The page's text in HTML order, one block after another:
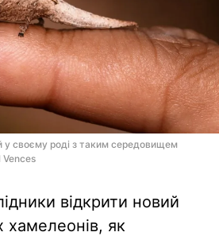
у своєму роді з таким середовищем
відкрити новий
хамелеонів, як